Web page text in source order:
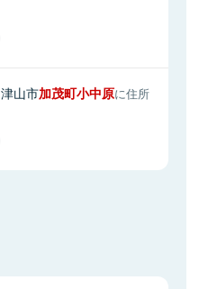
津山市加茂町小中原に住所